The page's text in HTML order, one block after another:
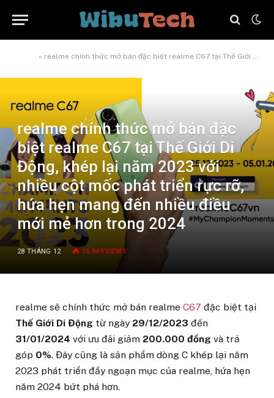
» realme chính thức mở bán đặc biệt realme C67 tại Thế Giới Di Động, khép lại năm 2023 với nhiều cột mốc phát triển rực rỡ, hứa hẹn mang đến nhiều điều mới mẻ hơn trong 2024
realme chính thức mở bán đặc
biệt realme C67 tại Thế Giới Di
Động, khép lại năm 2023 với
nhiều cột mốc phát triển rực rỡ,
hứa hẹn mang đến nhiều điều
mới mẻ hơn trong 2024
28 THÁNG 12 16.949VIEWS
realme sẽ chính thức mở bán realme C67 đặc biệt tại
Thế Giới Di Động từ ngày 29/12/2023 đến
31/01/2024 với ưu đãi giảm 200.000 đồng và trả
góp 0%. Đây cũng là sản phẩm dòng C khép lại năm
2023 phát triển đầy ngoạn mục của realme, hứa hẹn
năm 2024 bứt phá hơn.